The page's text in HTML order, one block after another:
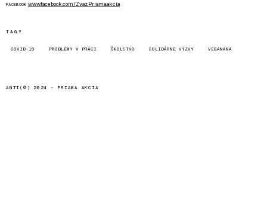
FACEBOOK www.facebook.com/Zvaz.Priama.akcia
TAGY
COVID-19 PROBLÉMY V PRÁCI ŠKOLSTVO SOLIDÁRNE VÝZVY VEGANANA
ANTI(©) 2024 - PRIAMA AKCIA